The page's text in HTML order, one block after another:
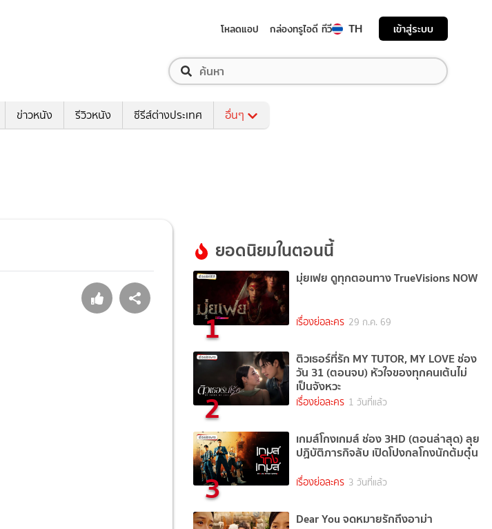
โหลดแอป กล่องทรูไอดี ทีวี TH เข้าสู่ระบบ
ข่าวหนัง รีวิวหนัง ซีรีส์ต่างประเทศ อื่นๆ
ยอดนิยมในตอนนี้
1
มุ่ยเฟย ดูทุกตอนทาง TrueVisions NOW
เรื่องย่อละคร 29 ก.ค. 69
2
ติวเธอร์ที่รัก MY TUTOR, MY LOVE ช่อง
วัน 31 (ตอนจบ) หัวใจของทุกคนเต้นไม่
เป็นจังหวะ
เรื่องย่อละคร 1 วันที่แล้ว
3
เกมส์โกงเกมส์ ช่อง 3HD (ตอนล่าสุด) ลุย
ปฏิบัติภารกิจลับ เปิดโปงกลโกงนักต้มตุ๋น
เรื่องย่อละคร 3 วันที่แล้ว
Dear You จดหมายรักถึงอาม่า